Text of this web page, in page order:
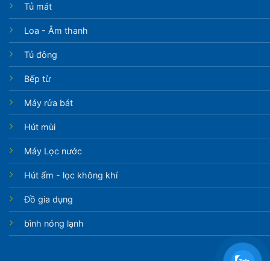
Tủ mát
Loa - Âm thanh
Tủ đông
Bếp từ
Máy rửa bát
Hút mùi
Máy Lọc nước
Hút ẩm - lọc không khí
Đồ gia dụng
bình nóng lạnh